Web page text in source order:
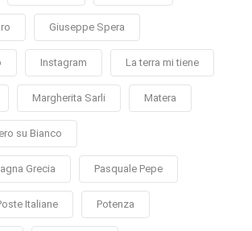
Giuseppe Spera
Instagram La terra mi tiene
Margherita Sarli Matera
su Bianco
Grecia Pasquale Pepe
Italiane Potenza